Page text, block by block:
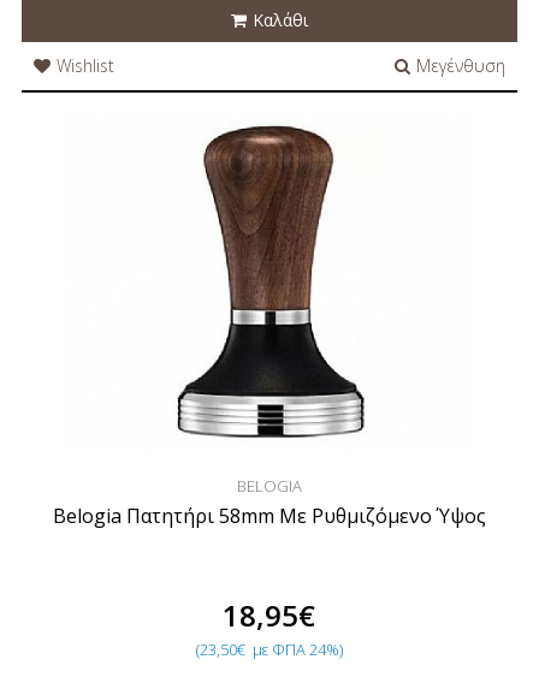
Καλάθι
Wishlist
Μεγένθυση
BELOGIA
Belogia Πατητήρι 58mm Με Ρυθμιζόμενο Ύψος
18,95€
(23,50€ με ΦΠΑ 24%)